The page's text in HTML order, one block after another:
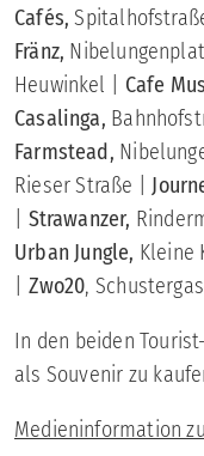
Cafés,
Fränz,
Heuwinkel | Cafe
Casalinga,
Farmstead,
Rieser Straße |
Strawanzer,
Urban Jungle, Kleine
Zwo20,
In den beiden
als Souvenir zu
Medieninformation